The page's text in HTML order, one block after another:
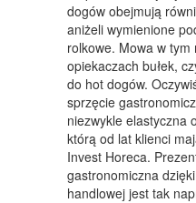
ART.
ART.
dogów obejmują
aniżeli wymienione
rolkowe. Mowa w
opiekaczach bułek,
do hot dogów.
sprzęcie
niezwykle elastyczna
którą od lat klienci
Invest Horeca.
gastronomiczna
handlowej jest tak